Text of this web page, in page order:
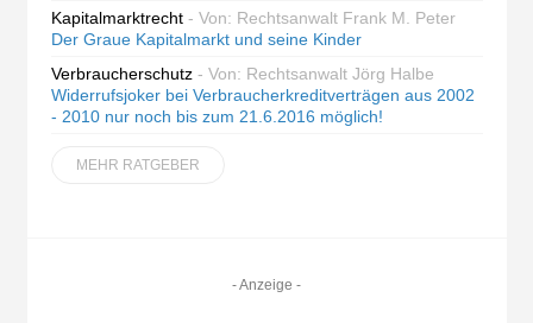
Kapitalmarktrecht - Von: Rechtsanwalt Frank M. Peter
Der Graue Kapitalmarkt und seine Kinder
Verbraucherschutz - Von: Rechtsanwalt Jörg Halbe
Widerrufsjoker bei Verbraucherkreditverträgen aus 2002
- 2010 nur noch bis zum 21.6.2016 möglich!
MEHR RATGEBER
- Anzeige -